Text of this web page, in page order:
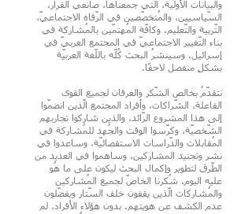
والبيانات الأوّليّة، الّتي جمعناها، صانعي القرار،
السّياسيين، والمُتخصّصين في الرّفاه الاجتماعيّ،
التّربية والتّعليم، وكافّة المُهتمّين بالمُشاركة في
بناء التّغيير الاجتماعيّ في المجتمع العربيّ في
إسرائيل. وسينشرُ البحث كُلّه باللّغة العربيّة
بشكلٍ منفصل لاحقًا.
نتقدّمُ بخالص الشّكر والعرفان لجميع القوى
الفاعلة، الشّراكات، وأفراد المجتمع الّذين انضمّوا
إلى هذا المشروع الرّائد، والذين شاركوا تجاربهم
الشّخصيّة، وكرّسوا الوقت والجُهد للمُشاركة في
المُقابلات والدّراسات الاستقصائيّة، وساعدوا في
نشر وتجنيد المشاركين، وساهموا في العديد من
الطّرق لتطوير وإكمال البحث ليكون على ما هُو
عليه اليوم. شُكرنا الخاصّ لجميع المُشاركين
والمُشاركات الّذين يقفون خلف السّتار ويفضّلون
عدم الكشف عن هويتهم. بدون هؤلاء الأفراد، لم